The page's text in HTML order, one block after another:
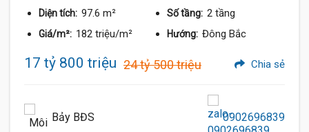
Diện tích: 97.6 m² Số tầng: 2 tầng
Giá/m²: 182 triệu/m² Hướng: Đông Bắc
17 tỷ 800 triệu 24 tỷ 500 triệu Chia sẻ
Bảy BĐS 0902696839